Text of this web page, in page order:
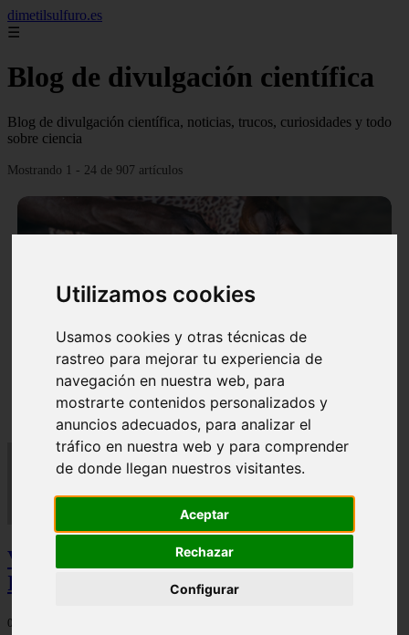
Utilizamos cookies
Usamos cookies y otras técnicas de
rastreo para mejorar tu experiencia de
navegación en nuestra web, para
mostrarte contenidos personalizados y
anuncios adecuados, para analizar el
tráfico en nuestra web y para comprender
de donde llegan nuestros visitantes.
Aceptar
Rechazar
Configurar
dimetilsulfuro.es
☰
Blog de divulgación científica
Blog de divulgación científica, noticias, trucos, curiosidades y todo
sobre ciencia
Mostrando 1 - 24 de 907 artículos
En África harán lo que parecía imposible: Utilizarán
moléculas de agua para cocinar sus alimentos
Video Advertencias desde la cúspide de la
IA: Hinton y el posible colapso social
06/03/2026